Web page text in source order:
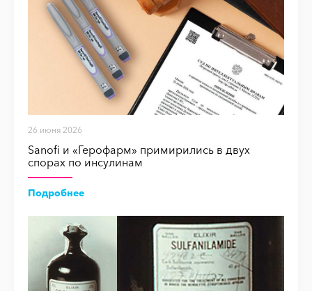
26 июня 2026
Sanofi и «Герофарм» примирились в двух
спорах по инсулинам
Подробнее